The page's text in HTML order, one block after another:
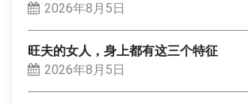
2026年8月5日
旺夫的女人，身上都有这三个特征
2026年8月5日